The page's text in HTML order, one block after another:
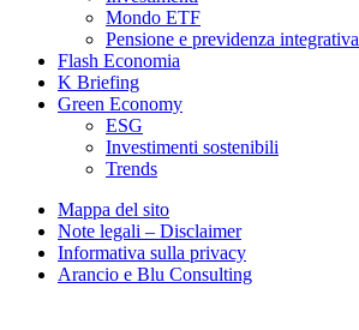
Mondo ETF
Pensione e previdenza integrativa
Flash Economia
K Briefing
Green Economy
ESG
Investimenti sostenibili
Trends
Mappa del sito
Note legali – Disclaimer
Informativa sulla privacy
Arancio e Blu Consulting